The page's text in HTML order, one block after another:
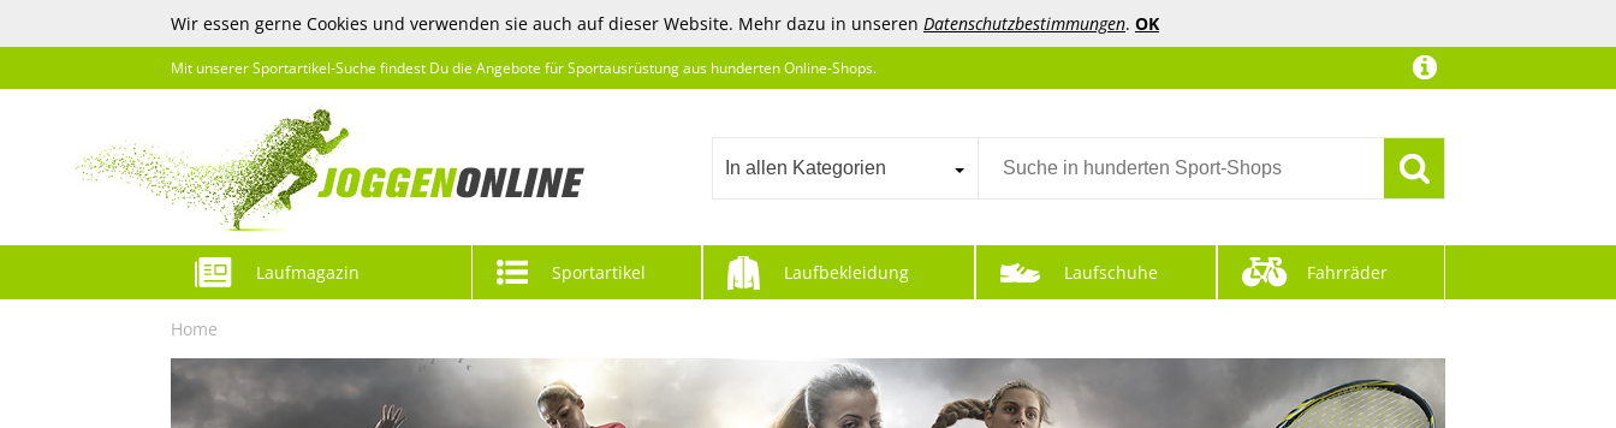
Wir essen gerne Cookies und verwenden sie auch auf dieser Website. Mehr dazu in unseren Datenschutzbestimmungen. OK
Mit unserer Sportartikel-Suche findest Du die Angebote für Sportausrüstung aus hunderten Online-Shops.
In allen Kategorien
Laufmagazin Sportartikel Laufbekleidung Laufschuhe Fahrräder
Home